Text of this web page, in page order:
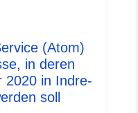
a8faa11ac7e2
SpatialDataServiceType/
(Atom)
in deren
2020 in Indre-
soll